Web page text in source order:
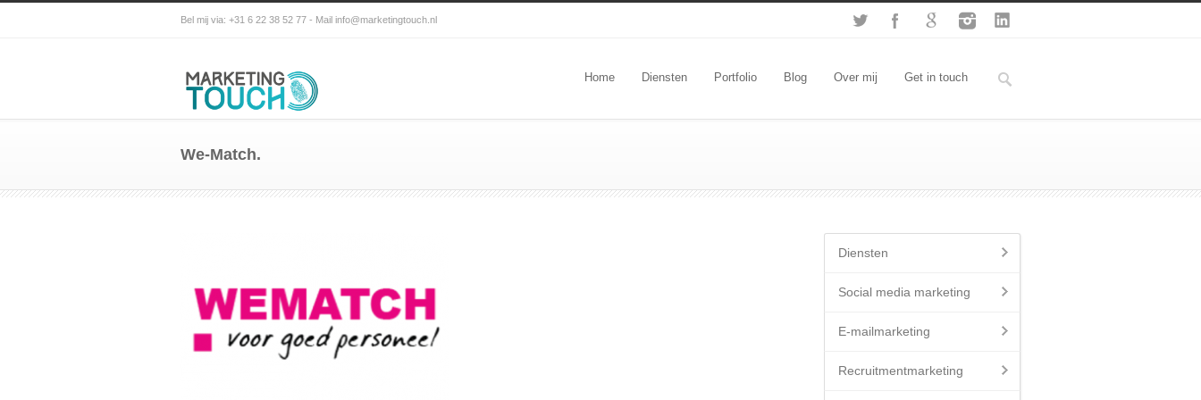
Bel mij via: +31 6 22 38 52 77 - Mail info@marketingtouch.nl
Home Diensten Portfolio Blog Over mij Get in touch
We-Match.
Diensten
Social media marketing
E-mailmarketing
Recruitmentmarketing